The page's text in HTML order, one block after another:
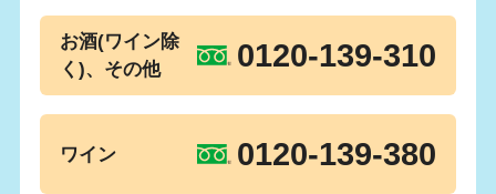
お酒(ワイン除
く)、その他
0120-139-310
ワイン 0120-139-380